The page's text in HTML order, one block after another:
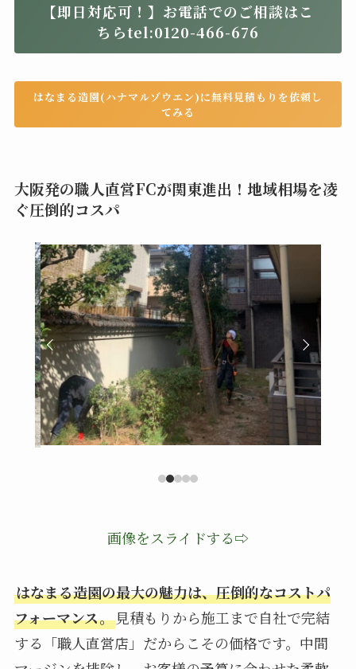
【即日対応可！】お電話でのご相談はこ
ちらtel:0120-466-676
はなまる造園(ハナマルゾウエン)に無料見積もりを依頼し
てみる
大阪発の職人直営FCが関東進出！地域相場を凌
ぐ圧倒的コスパ
画像をスライドする⇨
はなまる造園の最大の魅力は、圧倒的なコストパ
フォーマンス。見積もりから施工まで自社で完結
する「職人直営店」だからこその価格です。中間